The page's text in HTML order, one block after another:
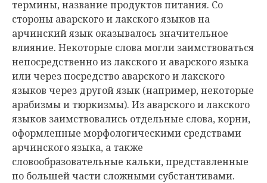
термины, название продуктов питания. Со
стороны аварского и лакского языков на
арчинский язык оказывалось значительное
влияние. Некоторые слова могли заимствоваться
непосредственно из лакского и аварского языка
или через посредство аварского и лакского
языков через другой язык (например, некоторые
арабизмы и тюркизмы). Из аварского и лакского
языков заимствовались отдельные слова, корни,
оформленные морфологическими средствами
арчинского языка, а также
словообразовательные кальки, представленные
по большей части сложными субстантивами.